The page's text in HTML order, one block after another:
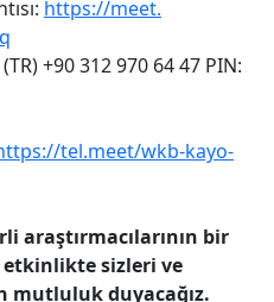
https://meet.
+90 312 970 64 47‬ PIN:
tel.meet/wkb-kayo-
araştırmacılarının bir
sizleri ve
mutluluk duyacağız.